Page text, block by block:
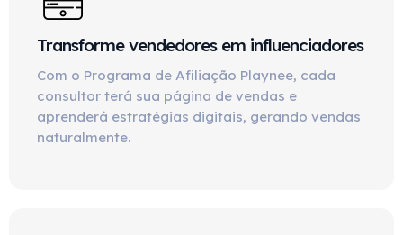
Transforme vendedores em influenciadores
Com o Programa de Afiliação Playnee, cada
consultor terá sua página de vendas e
aprenderá estratégias digitais, gerando vendas
naturalmente.